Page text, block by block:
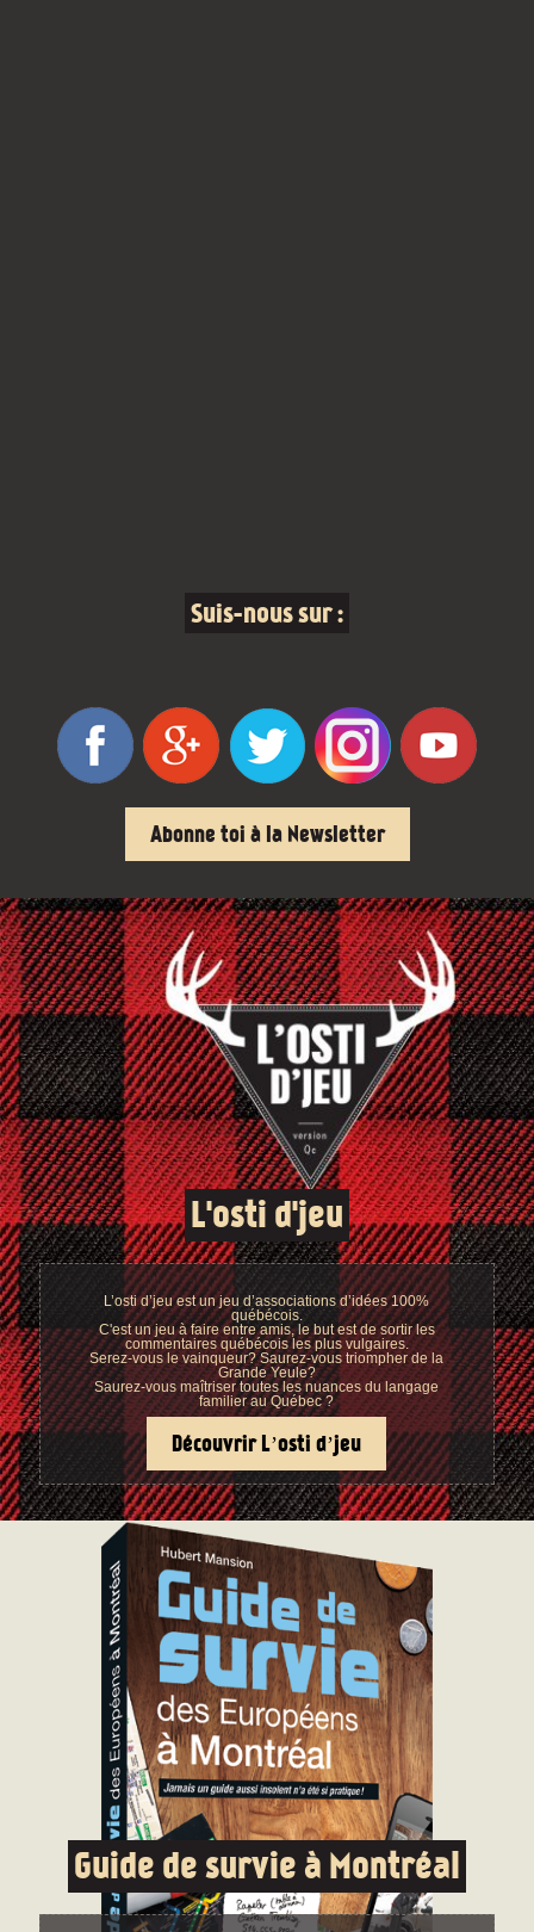
Suis-nous sur :
Abonne toi à la Newsletter
L'osti d'jeu
L’osti d’jeu est un jeu d’associations d’idées 100%
québécois.
C'est un jeu à faire entre amis, le but est de sortir les
commentaires québécois les plus vulgaires.
Serez-vous le vainqueur? Saurez-vous triompher de la
Grande Yeule?
Saurez-vous maîtriser toutes les nuances du langage
familier au Québec ?
Découvrir L’osti d’jeu
Guide de survie à Montréal